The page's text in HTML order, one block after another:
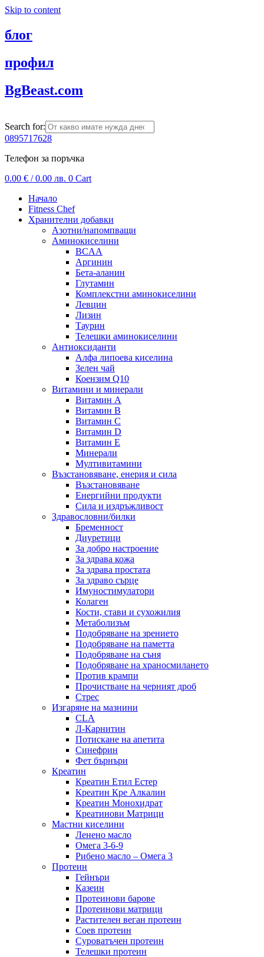
Skip to content
блог
профил
BgBeast.com
Search for:
0895717628
Телефон за поръчка
0.00 € / 0.00 лв. 0 Cart
Начало
Fitness Chef
Хранителни добавки
Азотни/напомпващи
Аминокиселини
BCAA
Аргинин
Бета-аланин
Глутамин
Комплекстни аминокиселини
Левцин
Лизин
Таурин
Телешки аминокиселини
Антиоксиданти
Алфа липоева киселина
Зелен чай
Коензим Q10
Витамини и минерали
Витамин А
Витамин B
Витамин C
Витамин D
Витамин E
Минерали
Мултивитамини
Възстановяване, енерия и сила
Възстановяване
Енергийни продукти
Сила и издръжливост
Здравословни/билки
Бременност
Диуретици
За добро настроение
За здрава кожа
За здрава простата
За здраво сърце
Имуностимулатори
Колаген
Кости, стави и сухожилия
Метаболизъм
Подобряване на зрението
Подобряване на паметта
Подобряване на съня
Подобряване на храносмилането
Против крампи
Прочистване на черният дроб
Стрес
Изгаряне на мазнини
CLA
Л-Карнитин
Потискане на апетита
Синефрин
Фет бърнъри
Креатин
Креатин Етил Естер
Креатин Кре Алкалин
Креатин Монохидрат
Креатинови Матрици
Мастни киселини
Ленено масло
Омега 3-6-9
Рибено масло – Омега 3
Протеин
Гейнъри
Казеин
Протеинови барове
Протеинови матрици
Растителен веган протеин
Соев протеин
Суроватъчен протеин
Телешки протеин